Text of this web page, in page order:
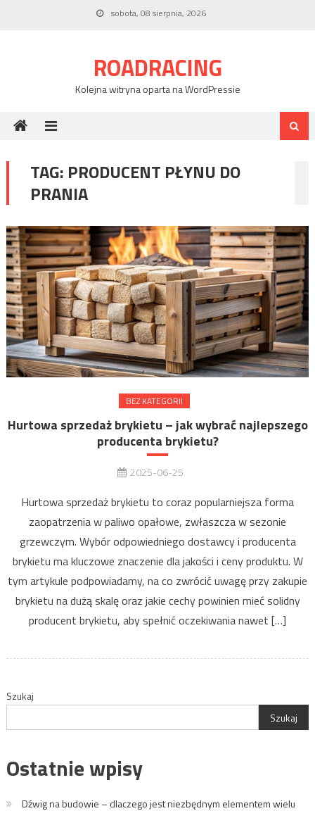
sobota, 08 sierpnia, 2026
ROADRACING
Kolejna witryna oparta na WordPressie
TAG: PRODUCENT PŁYNU DO
PRANIA
BEZ KATEGORII
Hurtowa sprzedaż brykietu – jak wybrać najlepszego
producenta brykietu?
2025-06-25
Hurtowa sprzedaż brykietu to coraz popularniejsza forma
zaopatrzenia w paliwo opałowe, zwłaszcza w sezonie
grzewczym. Wybór odpowiedniego dostawcy i producenta
brykietu ma kluczowe znaczenie dla jakości i ceny produktu. W
tym artykule podpowiadamy, na co zwrócić uwagę przy zakupie
brykietu na dużą skalę oraz jakie cechy powinien mieć solidny
producent brykietu, aby spełnić oczekiwania nawet […]
Szukaj
Szukaj
Ostatnie wpisy
Dźwig na budowie – dlaczego jest niezbędnym elementem wielu